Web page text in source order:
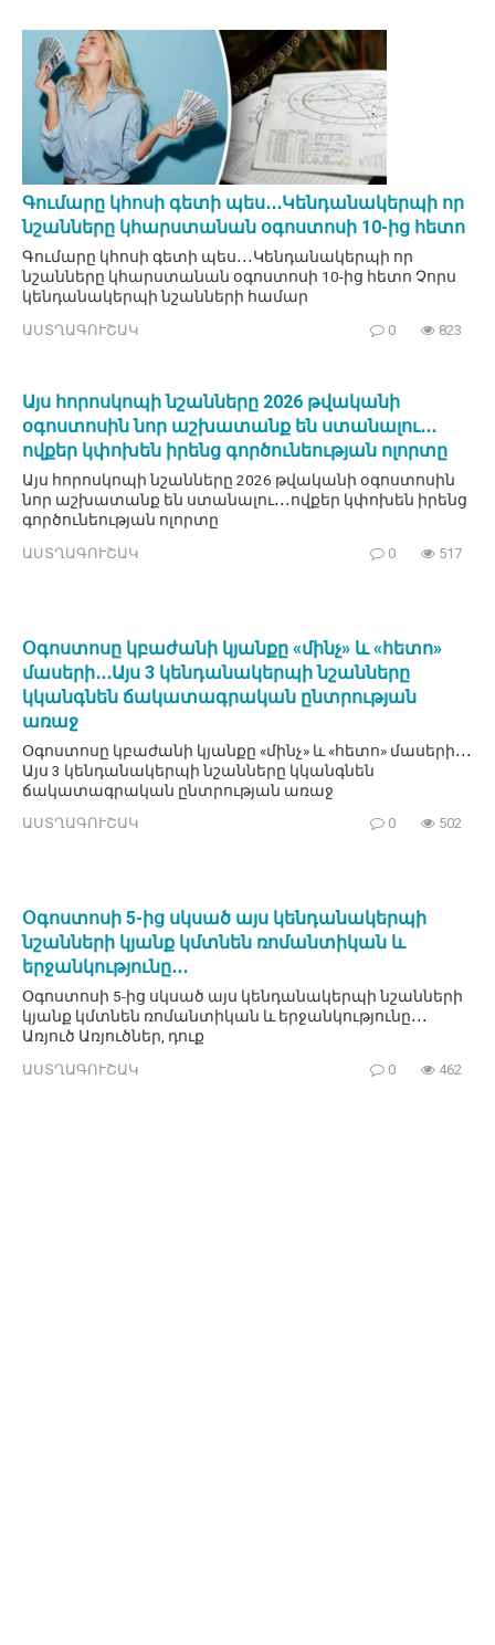
Գումարը կհոսի գետի պես․․․Կենդանակերպի որ
նշանները կհարստանան օգոստոսի 10-ից հետո
Գումարը կհոսի գետի պես․․․Կենդանակերպի որ
նշանները կհարստանան օգոստոսի 10-ից հետո Չորս
կենդանակերպի նշանների համար
ԱՍՏՂԱԳՈՒՇԱԿ 0 823
Այս հորոսկոպի նշանները 2026 թվականի
օգոստոսին նոր աշխատանք են ստանալու․․․
ովքեր կփոխեն իրենց գործունեության ոլորտը
Այս հորոսկոպի նշանները 2026 թվականի օգոստոսին
նոր աշխատանք են ստանալու․․․ովքեր կփոխեն իրենց
գործունեության ոլորտը
ԱՍՏՂԱԳՈՒՇԱԿ 0 517
Օգոստոսը կբաժանի կյանքը «մինչ» և «հետո»
մասերի․․․Այս 3 կենդանակերպի նշանները
կկանգնեն ճակատագրական ընտրության
առաջ
Օգոստոսը կբաժանի կյանքը «մինչ» և «հետո» մասերի․․․
Այս 3 կենդանակերպի նշանները կկանգնեն
ճակատագրական ընտրության առաջ
ԱՍՏՂԱԳՈՒՇԱԿ 0 502
Օգոստոսի 5-ից սկսած այս կենդանակերպի
նշանների կյանք կմտնեն ռոմանտիկան և
երջանկությունը․․․
Օգոստոսի 5-ից սկսած այս կենդանակերպի նշանների
կյանք կմտնեն ռոմանտիկան և երջանկությունը․․․
Առյուծ Առյուծներ, դուք
ԱՍՏՂԱԳՈՒՇԱԿ 0 462